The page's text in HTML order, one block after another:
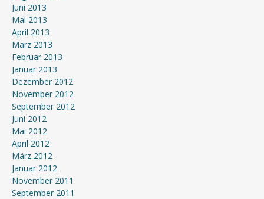
Juni 2013
Mai 2013
April 2013
März 2013
Februar 2013
Januar 2013
Dezember 2012
November 2012
September 2012
Juni 2012
Mai 2012
April 2012
März 2012
Januar 2012
November 2011
September 2011